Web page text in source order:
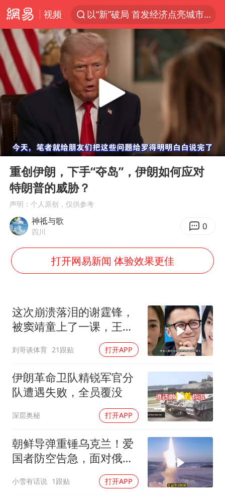
视频
以“新”破局 首发经济点亮城市消费活力
中方回应是否在太平洋海底开采稀土
宇树科技发行价格150.80元/股
吉林一“温度计大楼”读数爆表
台风白海豚影响中国已成定局
我国编制完成新版全月地质图
中国五箭齐发反制美国
泰国一女公务员妆容引争议 本人回应
郑国霖回应去景区上班被保安拦下
感觉全东北都在等7号
80后女柜员逆袭成4200亿银行副行长
多地要求领导干部带头休假
奋进开新局 实干挑大梁
Play
00:00 09:17
重创伊朗，下手“夺岛”，伊朗如何应对
特朗普的威胁？
声明：个人原创，仅供参考
神祗与歌
四川 0
打开网易新闻 体验效果更佳
这次崩溃落泪的谢霆锋，
被窦靖童上了一课，王菲
刘哥谈体育 21跟贴 打开APP
伊朗革命卫队精锐军官分
队遭遇失败，全员覆没
深层奥秘 打开APP
朝鲜导弹重锤乌克兰！爱
国者防空告急，面对俄朝
联手，泽连斯基到底有多
绝望？
小雪有话说 1跟贴 打开APP